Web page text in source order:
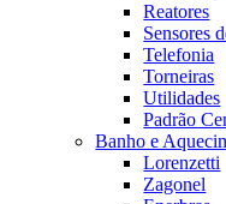
Reatores
Sensores
Telefonia
Torneiras
Utilidades
Padrão
Banho e
Lorenzetti
Zagonel